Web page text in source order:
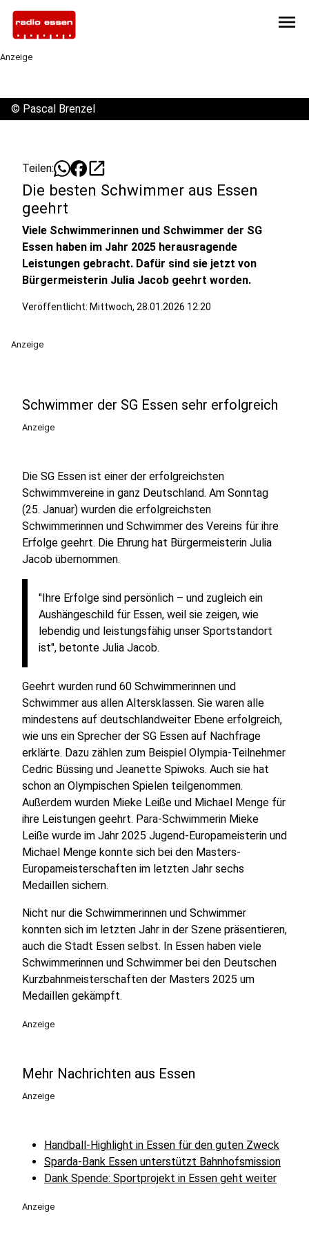
menu
Anzeige
© Pascal Brenzel
Teilen: open_in_new
Die besten Schwimmer aus Essen
geehrt
Viele Schwimmerinnen und Schwimmer der SG
Essen haben im Jahr 2025 herausragende
Leistungen gebracht. Dafür sind sie jetzt von
Bürgermeisterin Julia Jacob geehrt worden.
Veröffentlicht: Mittwoch, 28.01.2026 12:20
Anzeige
Schwimmer der SG Essen sehr erfolgreich
Anzeige
Die SG Essen ist einer der erfolgreichsten
Schwimmvereine in ganz Deutschland. Am Sonntag
(25. Januar) wurden die erfolgreichsten
Schwimmerinnen und Schwimmer des Vereins für ihre
Erfolge geehrt. Die Ehrung hat Bürgermeisterin Julia
Jacob übernommen.
"Ihre Erfolge sind persönlich – und zugleich ein
Aushängeschild für Essen, weil sie zeigen, wie
lebendig und leistungsfähig unser Sportstandort
ist", betonte Julia Jacob.
Geehrt wurden rund 60 Schwimmerinnen und
Schwimmer aus allen Altersklassen. Sie waren alle
mindestens auf deutschlandweiter Ebene erfolgreich,
wie uns ein Sprecher der SG Essen auf Nachfrage
erklärte. Dazu zählen zum Beispiel Olympia-Teilnehmer
Cedric Büssing und Jeanette Spiwoks. Auch sie hat
schon an Olympischen Spielen teilgenommen.
Außerdem wurden Mieke Leiße und Michael Menge für
ihre Leistungen geehrt. Para-Schwimmerin Mieke
Leiße wurde im Jahr 2025 Jugend-Europameisterin und
Michael Menge konnte sich bei den Masters-
Europameisterschaften im letzten Jahr sechs
Medaillen sichern.
Nicht nur die Schwimmerinnen und Schwimmer
konnten sich im letzten Jahr in der Szene präsentieren,
auch die Stadt Essen selbst. In Essen haben viele
Schwimmerinnen und Schwimmer bei den Deutschen
Kurzbahnmeisterschaften der Masters 2025 um
Medaillen gekämpft.
Anzeige
Mehr Nachrichten aus Essen
Anzeige
Handball-Highlight in Essen für den guten Zweck
Sparda-Bank Essen unterstützt Bahnhofsmission
Dank Spende: Sportprojekt in Essen geht weiter
Anzeige